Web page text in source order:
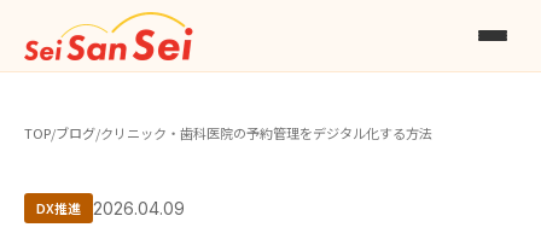
TOP/ブログ/クリニック・歯科医院の予約管理をデジタル化する方法
DX推進 2026.04.09